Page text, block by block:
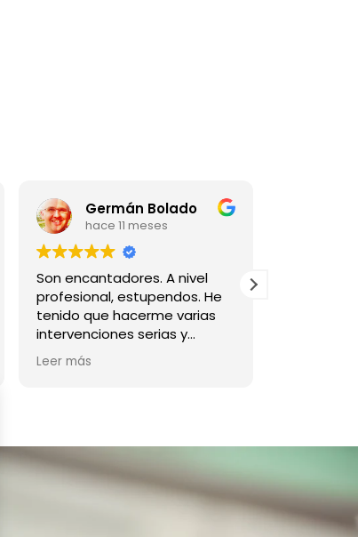
Germán Bolado
hace 11 meses
Son encantadores. A nivel
profesional, estupendos. He
tenido que hacerme varias
intervenciones serias y
siempre lo han hecho bien.
Leer más